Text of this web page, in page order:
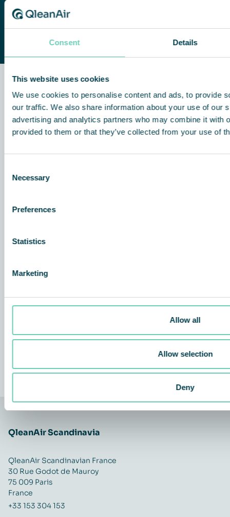
Consent Details
This website uses cookies
We use cookies to personalise content and ads, to provide
our traffic. We also share information about your use of our
advertising and analytics partners who may combine it with
provided to them or that they’ve collected from your use of
Selection
Necessary
Preferences
Statistics
Marketing
Allow all
Allow selection
Deny
QleanAir FS 35 Standard
Efficace et silencieux avec un faible
encombrement
QleanAir Scandinavia
QleanAir Scandinavian France
30 Rue Godot de Mauroy
75 009 Paris
France
+33 153 304 153